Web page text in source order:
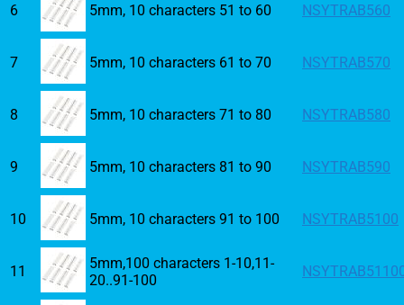
6 5mm, 10 characters 51 to 60 NSYTRAB560
7 5mm, 10 characters 61 to 70 NSYTRAB570
8 5mm, 10 characters 71 to 80 NSYTRAB580
9 5mm, 10 characters 81 to 90 NSYTRAB590
10 5mm, 10 characters 91 to 100 NSYTRAB5100
11
5mm,100 characters 1-10,11-
20..91-100